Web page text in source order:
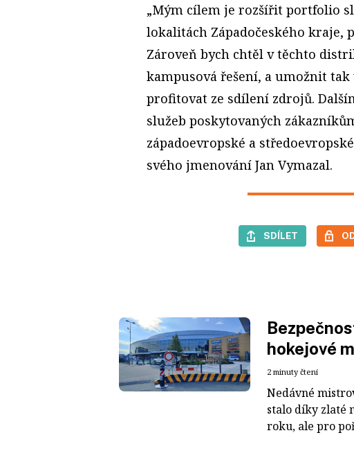
„Mým cílem je rozšířit portfolio
lokalitách Západočeského kraje,
Zároveň bych chtěl v těchto
kampusová řešení, a umožnit
profitovat ze sdílení zdrojů.
služeb poskytovaných
západoevropské a
svého jmenování Jan Vymazal.
SDÍLET
hokejové
2 minuty čtení
Nedávné
stalo díky zlaté
roku, ale pro